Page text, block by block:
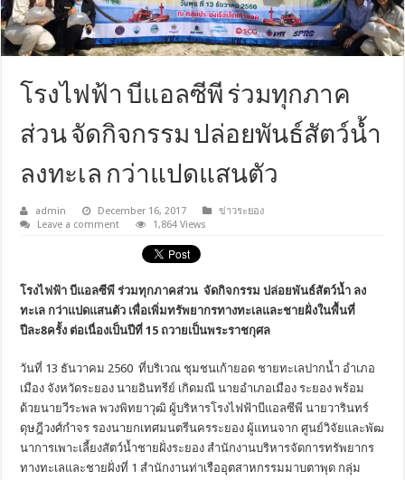
โรงไฟฟ้า บีแอลซีพี ร่วมทุกภาค
ส่วน จัดกิจกรรม ปล่อยพันธ์สัตว์น้ำ
ลงทะเล กว่าแปดแสนตัว
admin December 16, 2017
ข่าวระยอง
Leave a comment
1,864 Views
โรงไฟฟ้า บีแอลซีพี ร่วมทุกภาคส่วน จัดกิจกรรม ปล่อยพันธ์สัตว์น้ำ ลง
ทะเล กว่าแปดแสนตัว เพื่อเพิ่มทรัพยากรทางทะเลและชายฝั่งในพื้นที่
ปีละ8ครั้ง ต่อเนื่องเป็นปีที่ 15 ถวายเป็นพระราชกุศล
วันที่ 13 ธันวาคม 2560 ที่บริเวณ ชุมชนเก้ายอด ชายทะเลปากน้ำ อำเภอ
เมือง จังหวัดระยอง นายอินทรีย์ เกิดมณี นายอำเภอเมือง ระยอง พร้อม
ด้วยนายวีระพล พวงพิทยาวุฒิ ผู้บริหารโรงไฟฟ้าบีแอลซีพี นายวารินทร์
ดุษฎีวงศ์กำจร รองนายกเทศมนตรีนครระยอง ผู้แทนจาก ศูนย์วิจัยและพัฒ
นาการเพาะเลี้ยงสัตว์น้ำชายฝั่ งระยอง สำนักงานบริหารจัดการทรัพยากร
ทางทะเลและชายฝั่งที่ 1 สำนักงานท่าเรืออุตสาหกรรมมาบตาพุด กลุ่ม